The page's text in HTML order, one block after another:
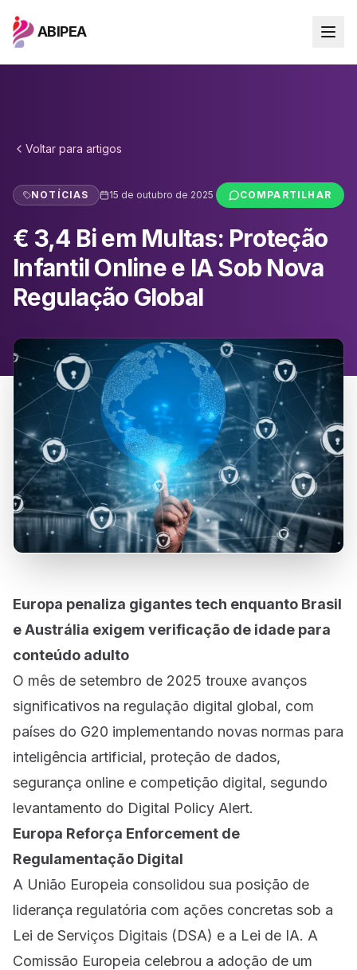
ABIPEA
Voltar para artigos
NOTÍCIAS 15 de outubro de 2025 COMPARTILHAR
€ 3,4 Bi em Multas: Proteção
Infantil Online e IA Sob Nova
Regulação Global
Europa penaliza gigantes tech enquanto Brasil
e Austrália exigem verificação de idade para
conteúdo adulto
O mês de setembro de 2025 trouxe avanços
significativos na regulação digital global, com
países do G20 implementando novas normas para
inteligência artificial, proteção de dados,
segurança online e competição digital, segundo
levantamento do Digital Policy Alert.
Europa Reforça Enforcement de
Regulamentação Digital
A União Europeia consolidou sua posição de
liderança regulatória com ações concretas sob a
Lei de Serviços Digitais (DSA) e a Lei de IA. A
Comissão Europeia celebrou a adoção de um